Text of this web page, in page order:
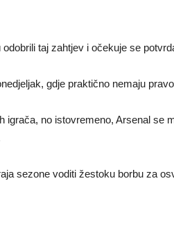
taj zahtjev i očekuje se
gdje praktično nemaju
igrača, no istovremeno, Arsenal se
sezone voditi žestoku borbu za